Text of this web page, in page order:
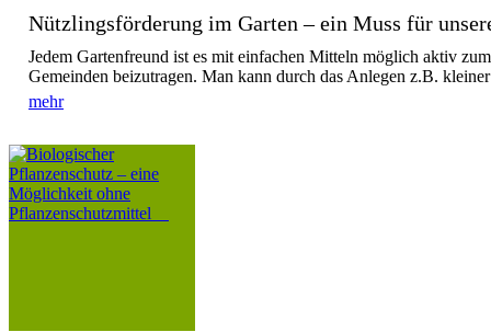
Nützlingsförderung im Garten – ein Muss für
Jedem Gartenfreund ist es mit einfachen Mitteln möglich aktiv
Gemeinden beizutragen. Man kann durch das Anlegen z.B.
mehr